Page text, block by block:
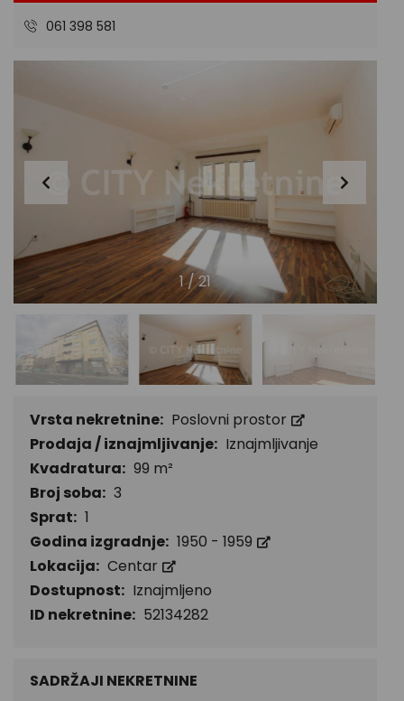
061 398 581
1/21
Vrsta nekretnine: Poslovni prostor
Prodaja / iznajmljivanje: Iznajmljivanje
Kvadratura: 99 m²
Broj soba: 3
Sprat: 1
Godina izgradnje: 1950 - 1959
Lokacija: Centar
Dostupnost: Iznajmljeno
ID nekretnine: 52134282
SADRŽAJI NEKRETNINE